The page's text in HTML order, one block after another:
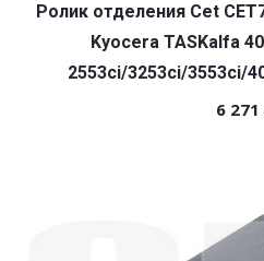
Ролик отделения Cet
Kyocera TASKalfa
2553ci/3253ci/3553ci/
6 271